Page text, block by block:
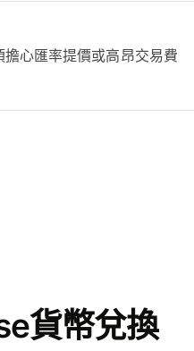
心匯率提價或高昂交易費
貨幣兌換